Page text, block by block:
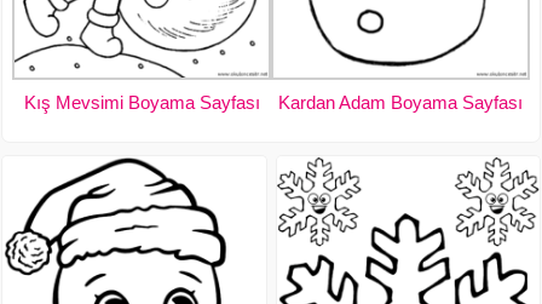
Kış Mevsimi Boyama Sayfası Kardan Adam Boyama Sayfası